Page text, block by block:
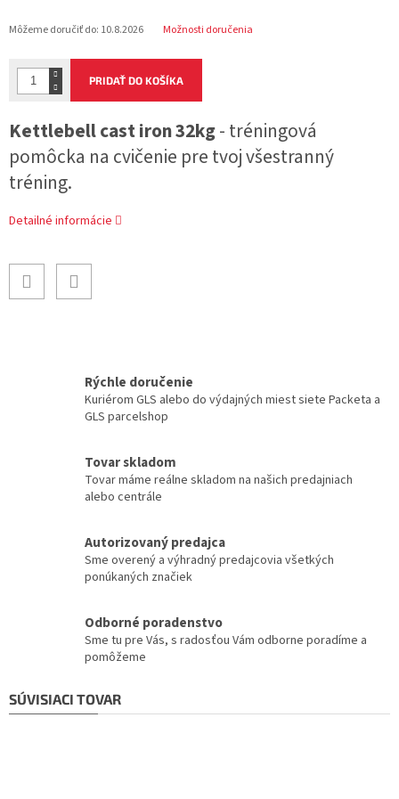
cena:
Môžeme doručiť do: 10.8.2026 Možnosti doručenia
PRIDAŤ DO KOŠÍKA
Kettlebell cast iron 32kg- tréningová
pomôcka na cvičenie pre tvoj všestranný
tréning.
Detailné informácie
Rýchle doručenie
Kuriérom GLS alebo do výdajných miest siete Packeta a
GLS parcelshop
Tovar skladom
Tovar máme reálne skladom na našich predajniach
alebo centrále
Autorizovaný predajca
Sme overený a výhradný predajcovia všetkých
ponúkaných značiek
Odborné poradenstvo
Sme tu pre Vás, s radosťou Vám odborne poradíme a
pomôžeme
SÚVISIACI TOVAR